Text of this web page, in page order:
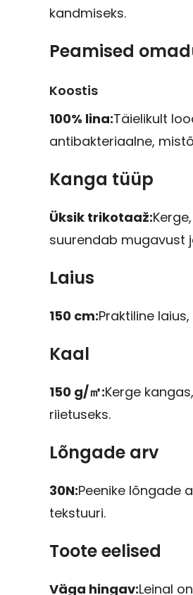
kandmiseks.
Peamised
Koostis
100% lina:Täielikult
antibakteriaalne,
Kanga tüüp
Üksik trikotaaž:
suurendab mugavust
Laius
150 cm:Praktiline
Kaal
150 g/㎡:Kerge
riietuseks.
Lõngade arv
30N:Peenike lõngade
tekstuuri.
Toote eelised
Väga hingav:Leinal